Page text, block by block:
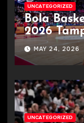
UNCATEGORIZED
Bola
2026
MAY 24, 2026
UNCATEGORIZED